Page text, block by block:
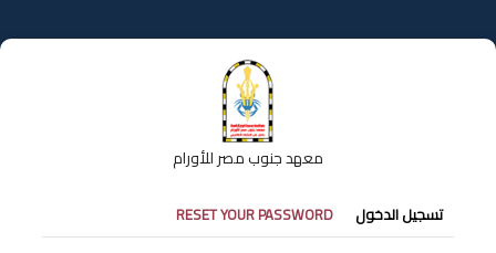
إلى
المحتوى
معهد جنوب مصر للأورام
التبويبات
تسجيل الدخول RESET YOUR PASSWORD